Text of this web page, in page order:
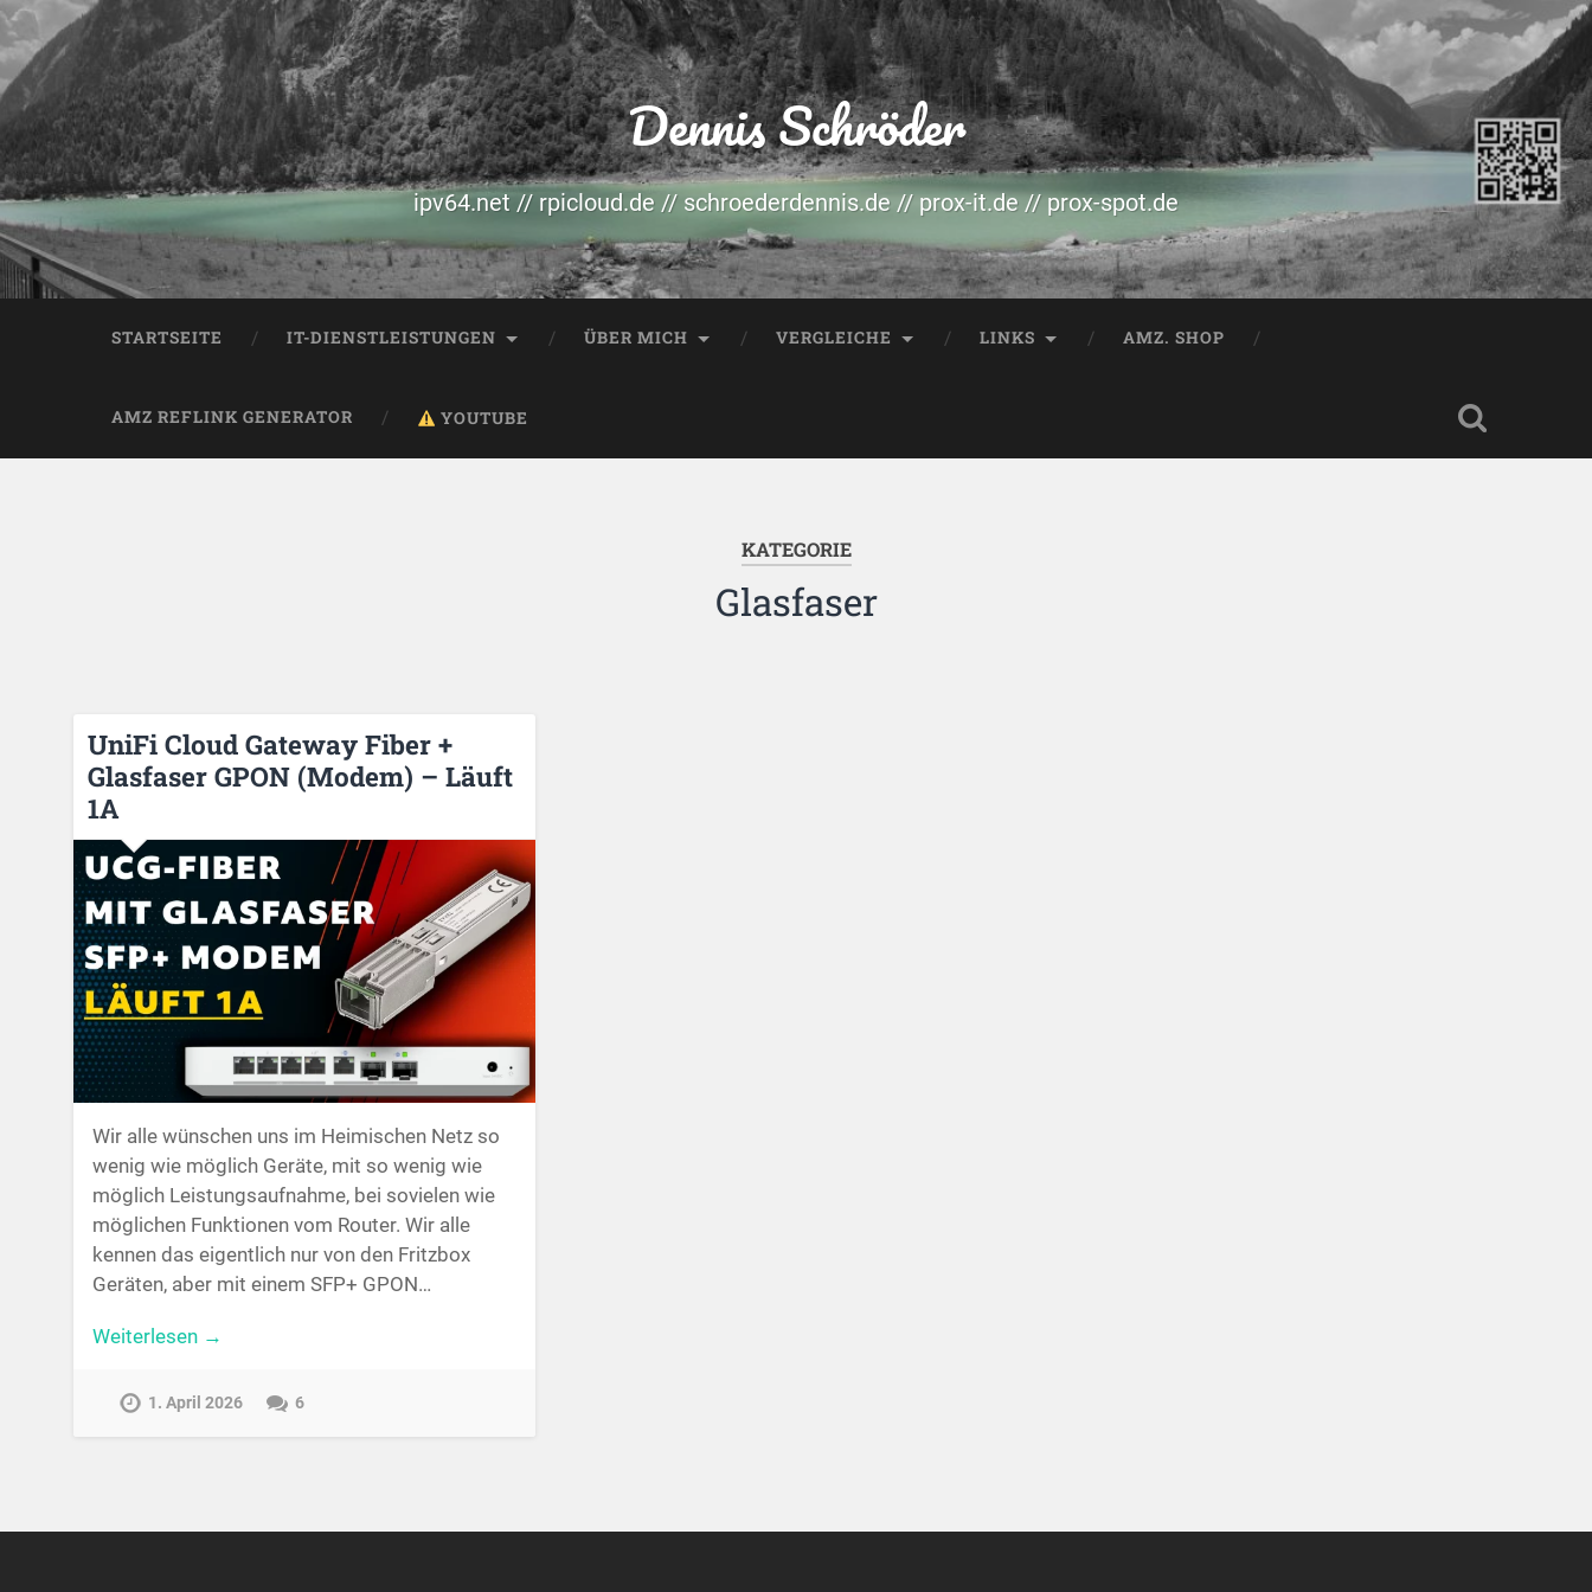
Dennis Schröder
ipv64.net // rpicloud.de // schroederdennis.de // prox-it.de // prox-spot.de
STARTSEITE IT-DIENSTLEISTUNGEN ÜBER MICH VERGLEICHE LINKS AMZ. SHOP
AMZ REFLINK GENERATOR YOUTUBE
KATEGORIE
Glasfaser
UniFi Cloud Gateway Fiber +
Glasfaser GPON (Modem) – Läuft
1A
Wir alle wünschen uns im Heimischen Netz so
wenig wie möglich Geräte, mit so wenig wie
möglich Leistungsaufnahme, bei sovielen wie
möglichen Funktionen vom Router. Wir alle
kennen das eigentlich nur von den Fritzbox
Geräten, aber mit einem SFP+ GPON…
Weiterlesen →
1. April 2026 6